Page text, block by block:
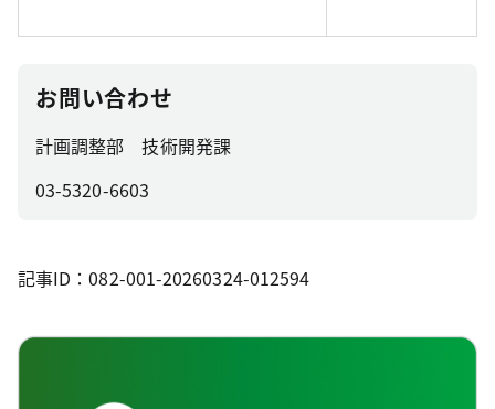
お問い合わせ
計画調整部 技術開発課
03-5320-6603
記事ID：082-001-20260324-012594